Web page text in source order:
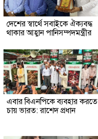
দেশের স্বার্থে সবাইকে ঐক্যবদ্ধ
থাকার আহ্বান পানিসম্পদমন্ত্রীর
এবার বিএনপিকে ব্যবহার করতে
চায় ভারত: রাশেদ প্রধান